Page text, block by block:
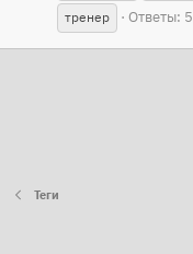
тренер
Ответы: 5
Теги